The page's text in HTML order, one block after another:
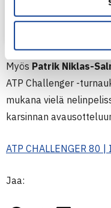
Henkilön Harri
Myös Patrik Niklas-
ATP Challenger -
mukana vielä
karsinnan
ATP CHALLENGER 80 |
Jaa: